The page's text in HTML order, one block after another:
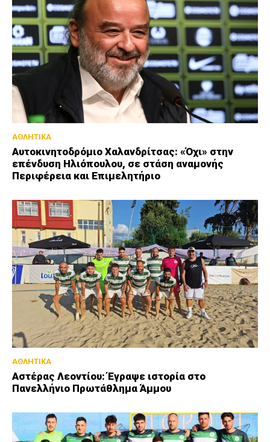
ΑΘΛΗΤΙΚΑ
Αυτοκινητοδρόμιο Χαλανδρίτσας: «Όχι» στην
επένδυση Ηλιόπουλου, σε στάση αναμονής
Περιφέρεια και Επιμελητήριο
ΑΘΛΗΤΙΚΑ
Αστέρας Λεοντίου: Έγραψε ιστορία στο
Πανελλήνιο Πρωτάθλημα Άμμου